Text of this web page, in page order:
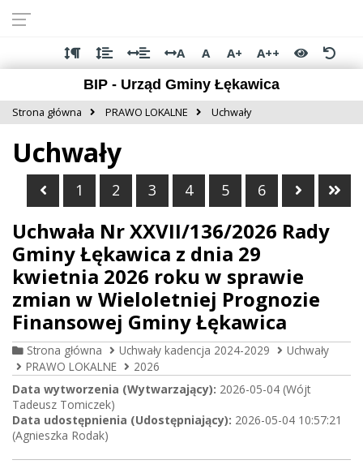
dostępności
głównej
treści
menu
stopki
A A A+
A++
BIP - Urząd Gminy Łękawica
Strona główna PRAWO LOKALNE Uchwały
Uchwały
Poprzednia strona
1 2 3 4 5 6
Uchwała Nr XXVII/136/2026 Rady
Gminy Łękawica z dnia 29
kwietnia 2026 roku w sprawie
zmian w Wieloletniej Prognozie
Finansowej Gminy Łękawica
Strona główna Uchwały kadencja 2024-2029
Uchwały
PRAWO LOKALNE
2026
Data wytworzenia (Wytwarzający): 2026-05-04 (Wójt
Tadeusz Tomiczek)
Data udostępnienia (Udostępniający): 2026-05-04 10:57:21
(Agnieszka Rodak)